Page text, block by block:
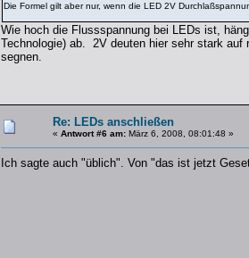
Die Formel gilt aber nur, wenn die LED 2V
Wie hoch die Flussspannung bei LEDs ist,
Technologie) ab. 2V deuten hier sehr stark
segnen.
Re: LEDs anschließen
« Antwort #6 am: März 6, 2008, 08:01:48 »
Ich sagte auch "üblich". Von "das ist jetzt